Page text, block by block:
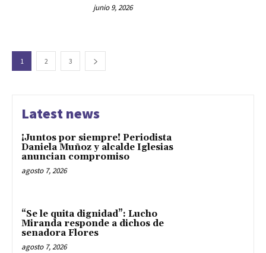
junio 9, 2026
1 2 3
Latest news
¡Juntos por siempre! Periodista
Daniela Muñoz y alcalde Iglesias
anuncian compromiso
agosto 7, 2026
“Se le quita dignidad”: Lucho
Miranda responde a dichos de
senadora Flores
agosto 7, 2026